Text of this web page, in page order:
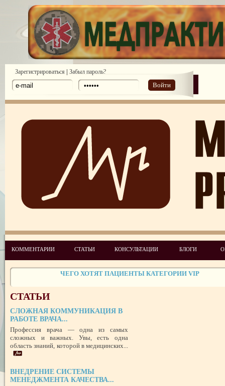
Зарегистрироваться | Забыл пароль?
Войти
КОММЕНТАРИИ СТАТЬИ КОНСУЛЬТАЦИИ БЛОГИ
ПОТРЕБИТЕЛЬСКИЙ ЭКСТРЕМИЗМ
НЕФОРМАЛЬНЫЙ ЛИДЕР — ПОМОЩНИК ИЛИ ВРАГ?
УСПЕШНЫЙ ДЕБЮТ «ШКОЛЫ АДМИНИСТРАТОРОВ
ЦЕНТРА»
ЦЕЛЕПОЛАГАНИЕ, или КАК ПРАВИЛЬНО СТАВИТЬ ЦЕЛИ И
ИХ
ЧЕГО ХОТЯТ ПАЦИЕНТЫ КАТЕГОРИИ VIP
ЗАЩИТА РЕПУТАЦИИ В СЕТИ ИНТЕРНЕТ: SERM, ИЛИ КАК
НЕДОБРОСОВЕСТНЫМИ КОНКУРЕНТАМИ
ПРАВОВОЙ СТАТУС ПРЕДСТАВИТЕЛЯ ПАЦИЕНТА В УКРАИНЕ
РОЛЬ МЕДИЦИНСКОЙ ДОКУМЕНТАЦИИ КАК
ГРАЖДАНСКОМ И УГОЛОВНОМ СУДОПРОИЗВОДСТВЕ
СТАТЬИ
СЛОЖНАЯ КОММУНИКАЦИЯ В
РАБОТЕ ВРАЧА...
Профессия врача — одна из самых
сложных и важных. Увы, есть одна
область знаний, которой в медицинских...
ВНЕДРЕНИЕ СИСТЕМЫ
МЕНЕДЖМЕНТА КАЧЕСТВА...